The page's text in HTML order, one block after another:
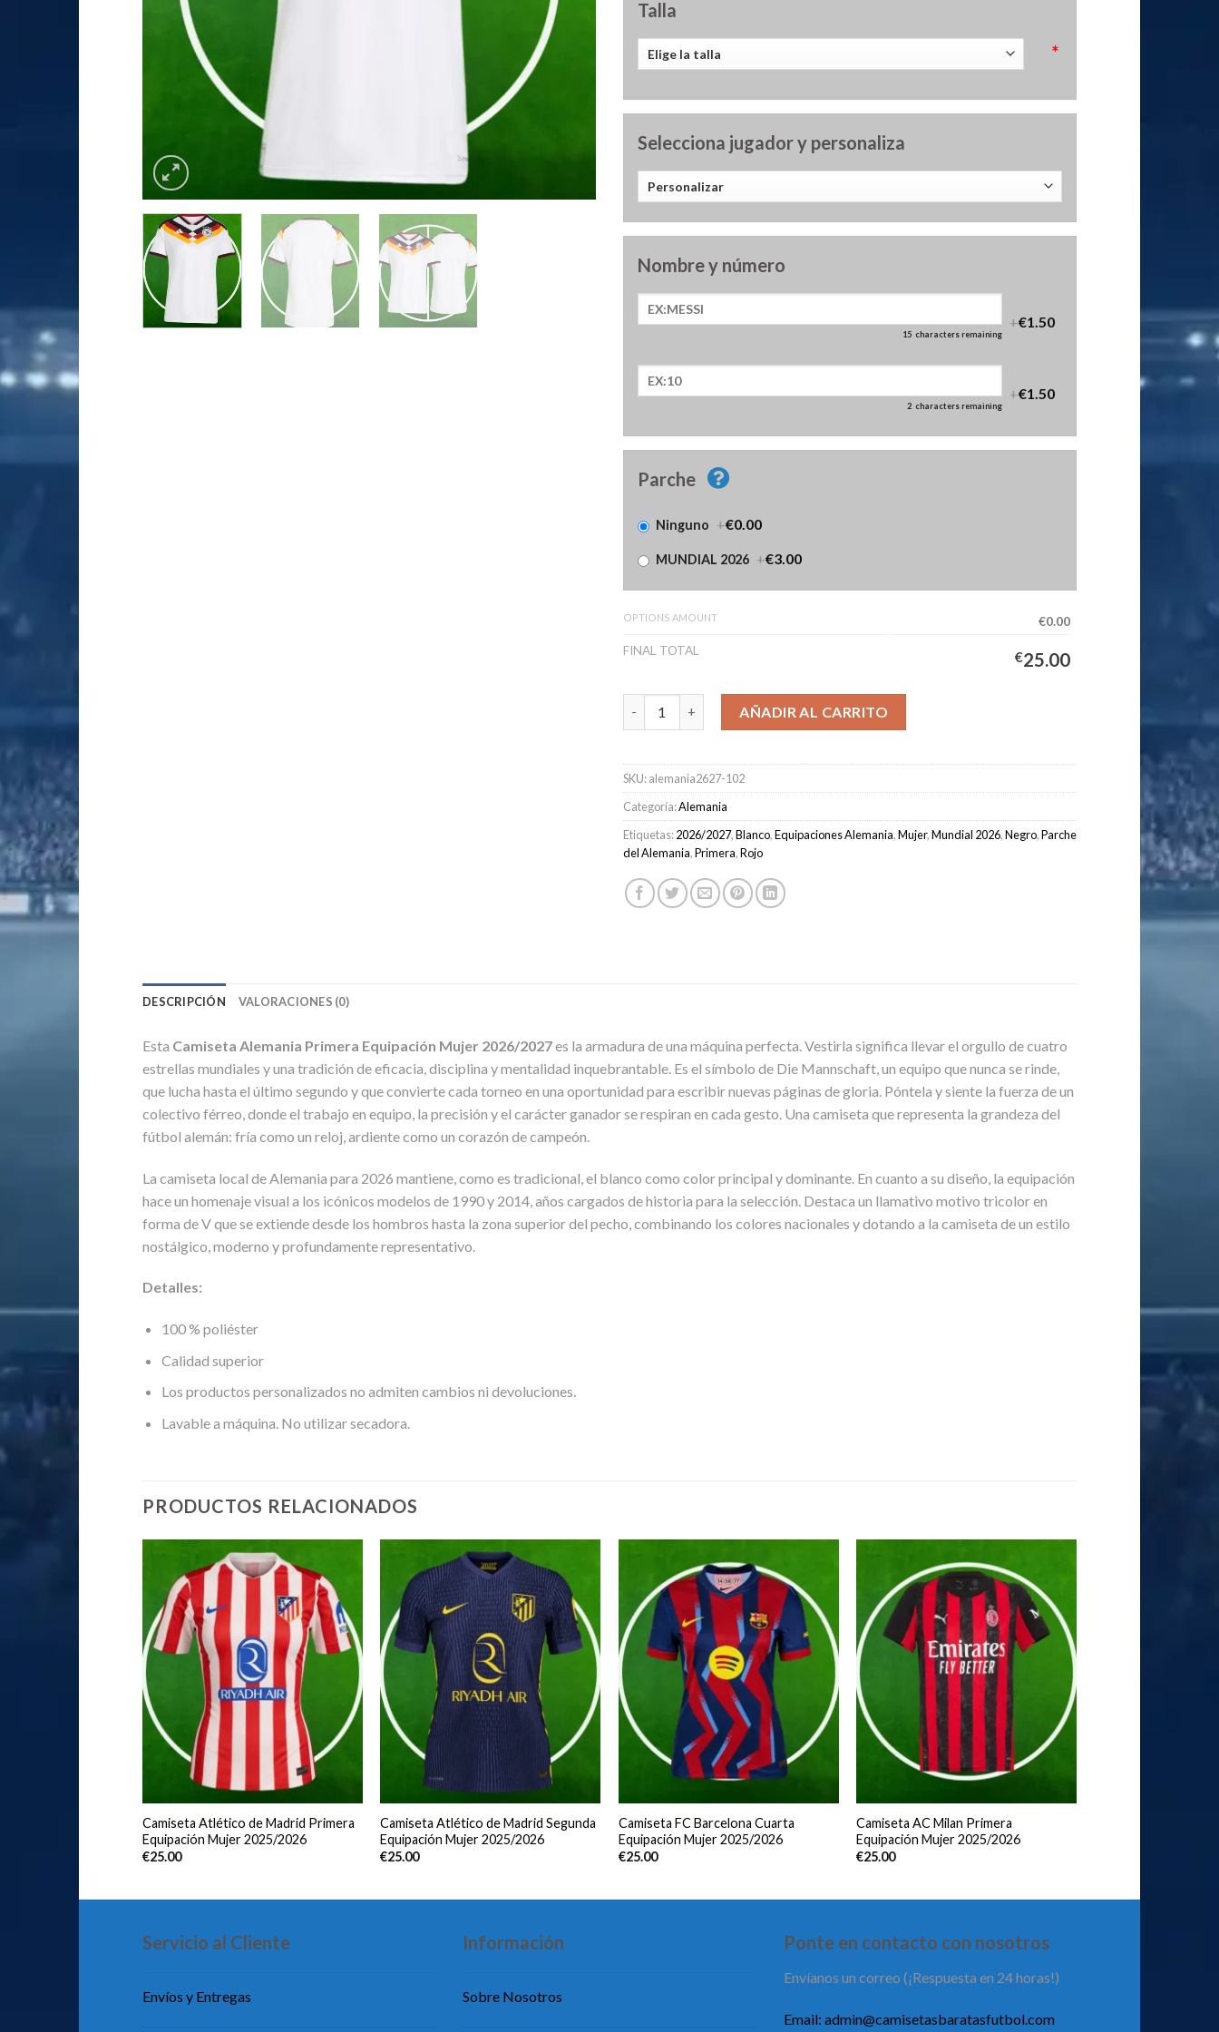
Talla
*
Selecciona jugador y personaliza
Nombre y número
15 characters remaining
+€1.50
2 characters remaining
+€1.50
Parche
Ninguno +€0.00
MUNDIAL 2026 +€3.00
OPTIONS AMOUNT
€0.00
FINAL TOTAL
€25.00
Camiseta Alemania Primera Equipación Mujer 2026/2027 cantidad
AÑADIR AL CARRITO
SKU:alemania2627-102
Categoría:Alemania
Etiquetas:2026/2027,Blanco,Equipaciones Alemania,Mujer,Mundial 2026,Negro,Parche
del Alemania,Primera,Rojo
DESCRIPCIÓN VALORACIONES (0)
Esta Camiseta Alemania Primera Equipación Mujer 2026/2027es la armadura de una máquina perfecta. Vestirla significa llevar el orgullo de cuatro
estrellas mundiales y una tradición de eficacia, disciplina y mentalidad inquebrantable. Es el símbolo de Die Mannschaft, un equipo que nunca se rinde,
que lucha hasta el último segundo y que convierte cada torneo en una oportunidad para escribir nuevas páginas de gloria. Póntela y siente la fuerza de un
colectivo férreo, donde el trabajo en equipo, la precisión y el carácter ganador se respiran en cada gesto. Una camiseta que representa la grandeza del
fútbol alemán: fría como un reloj, ardiente como un corazón de campeón.
La camiseta local de Alemania para 2026 mantiene, como es tradicional, el blanco como color principal y dominante. En cuanto a su diseño, la equipación
hace un homenaje visual a los icónicos modelos de 1990 y 2014, años cargados de historia para la selección. Destaca un llamativo motivo tricolor en
forma de V que se extiende desde los hombros hasta la zona superior del pecho, combinando los colores nacionales y dotando a la camiseta de un estilo
nostálgico, moderno y profundamente representativo.
Detalles:
100 % poliéster
Calidad superior
Los productos personalizados no admiten cambios ni devoluciones.
Lavable a máquina. No utilizar secadora.
PRODUCTOS RELACIONADOS
Camiseta Atlético de Madrid Primera
Equipación Mujer 2025/2026
€25.00
Camiseta Atlético de Madrid Segunda
Equipación Mujer 2025/2026
€25.00
Camiseta FC Barcelona Cuarta
Equipación Mujer 2025/2026
€25.00
Camiseta AC Milan Primera
Equipación Mujer 2025/2026
€25.00
Servicio al Cliente
Envíos y Entregas
Información
Sobre Nosotros
Ponte en contacto con nosotros
Envíanos un correo (¡Respuesta en 24 horas!)
Email: admin@camisetasbaratasfutbol.com